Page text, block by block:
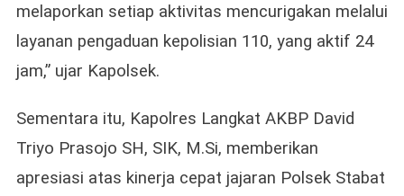
melaporkan setiap aktivitas mencurigakan melalui
layanan pengaduan kepolisian 110, yang aktif 24
jam,” ujar Kapolsek.
Sementara itu, Kapolres Langkat AKBP David
Triyo Prasojo SH, SIK, M.Si, memberikan
apresiasi atas kinerja cepat jajaran Polsek Stabat